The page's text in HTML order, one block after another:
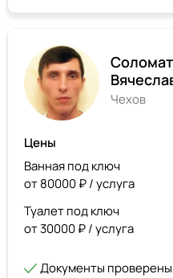
Чехов
Цены
Ванная под ключ
от 80000 ₽ / услуга
Туалет под ключ
от 30000 ₽ / услуга
Документы проверены